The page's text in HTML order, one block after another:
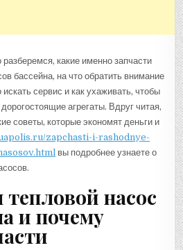
какие именно запчасти
бассейна, на что обратить внимание
сервис и как ухаживать, чтобы
агрегаты. Вдруг читая,
советы, которые экономят деньги и
zapchasti-i-rashodnye-
вы подробнее узнаете о
тепловой насос
и почему